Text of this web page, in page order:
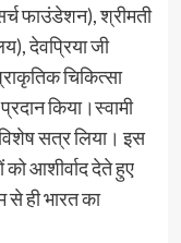
फाउंडेशन), श्रीमती
देवप्रिया जी
चिकित्सा
किया।स्वामी
विशेष सत्र लिया। इस
को आशीर्वाद देते हुए
ही भारत का